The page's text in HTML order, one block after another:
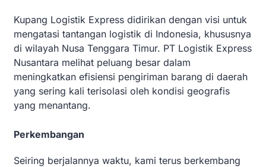
Kupang Logistik Express didirikan dengan visi untuk
mengatasi tantangan logistik di Indonesia, khususnya
di wilayah Nusa Tenggara Timur. PT Logistik Express
Nusantara melihat peluang besar dalam
meningkatkan efisiensi pengiriman barang di daerah
yang sering kali terisolasi oleh kondisi geografis
yang menantang.
Perkembangan
Seiring berjalannya waktu, kami terus berkembang